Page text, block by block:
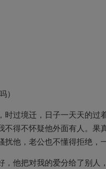
）
过境迁，日子一天天的过
得不怀疑他外面有人。果
他，老公也不懂得拒绝，
他把对我的爱分给了别人